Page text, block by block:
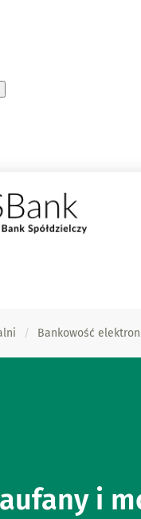
Bankowość
i